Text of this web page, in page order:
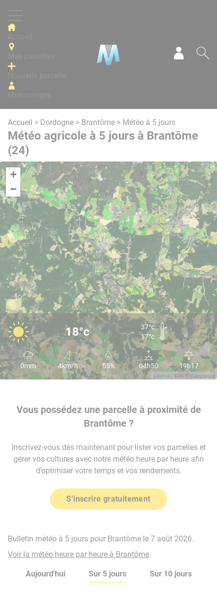
Accueil > Dordogne > Brantôme > Météo à 5 jours
Météo agricole à 5 jours à Brantôme
(24)
+
−
Leaflet | IGN-F/Geoportail
18°c
37°c
17°c
0mm 4km/h 55% 04h50 19h17
Vous possédez une parcelle à proximité de
Brantôme ?
Inscrivez-vous dès maintenant pour lister vos parcelles et
gérer vos cultures avec notre météo heure par heure afin
d’optimiser votre temps et vos rendements.
S'inscrire gratuitement
Bulletin météo à 5 jours pour Brantôme le 7 août 2026.
Voir la météo heure par heure à Brantôme
Aujourd'hui Sur 5 jours Sur 10 jours